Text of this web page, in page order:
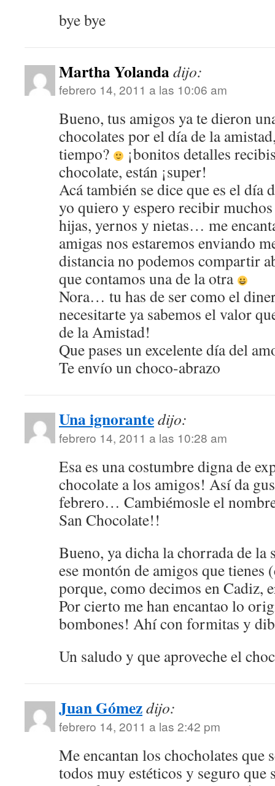
bye bye
Martha Yolandadijo:
febrero 14, 2011 a las 10:06 am
Bueno, tus amigos ya te dieron
chocolates por el día de la
tiempo?
¡bonitos detalles
chocolate, están ¡super!
Acá también se dice que es el día
yo quiero y espero recibir
hijas, yernos y nietas… me
amigas nos estaremos enviando
distancia no podemos compartir
que contamos una de la otra
Nora… tu has de ser como el
necesitarte ya sabemos el valor
de la Amistad!
Que pases un excelente día del
Te envío un choco-abrazo
Una ignorantedijo:
febrero 14, 2011 a las 10:28 am
Esa es una costumbre digna de
chocolate a los amigos! Así da
febrero… Cambiémosle el
San Chocolate!!
Bueno, ya dicha la chorrada de la
ese montón de amigos que tienes
porque, como decimos en Cadiz,
Por cierto me han encantao lo
bombones! Ahí con formitas y
Un saludo y que aproveche el
Juan Gómezdijo:
febrero 14, 2011 a las 2:42 pm
Me encantan los chocholates que
todos muy estéticos y seguro que